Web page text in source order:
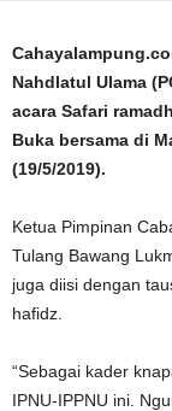
Nahdlatul Ulama
acara Safari
Buka bersama di
(19/5/2019).
Ketua Pimpinan
Tulang Bawang
juga diisi dengan
hafidz.
“Sebagai kader
IPNU-IPPNU ini.